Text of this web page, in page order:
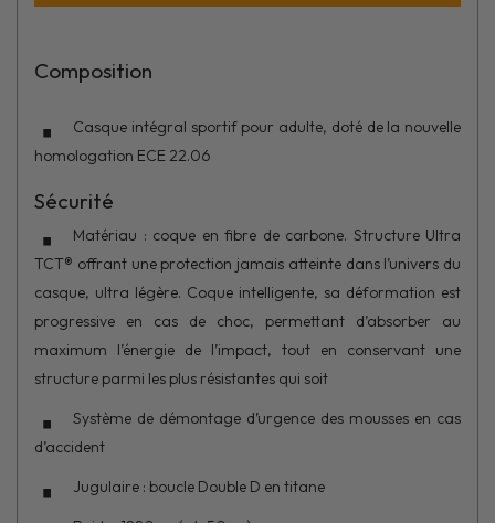
Composition
Casque intégral sportif pour adulte, doté de la nouvelle
homologation ECE 22.06
Sécurité
Matériau : coque en fibre de carbone. Structure Ultra
TCT® offrant une protection jamais atteinte dans l’univers du
casque, ultra légère. Coque intelligente, sa déformation est
progressive en cas de choc, permettant d’absorber au
maximum l’énergie de l’impact, tout en conservant une
structure parmi les plus résistantes qui soit
Système de démontage d’urgence des mousses en cas
d’accident
Jugulaire : boucle Double D en titane